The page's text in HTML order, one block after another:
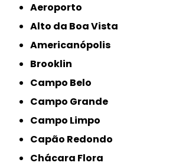
Aeroporto
Alto da Boa Vista
Americanópolis
Brooklin
Campo Belo
Campo Grande
Campo Limpo
Capão Redondo
Chácara Flora